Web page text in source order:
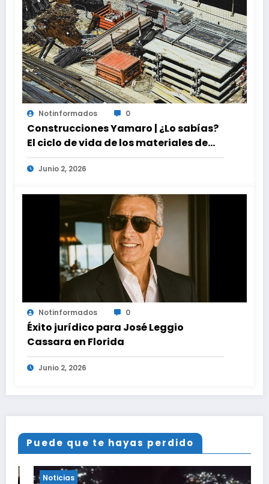
Notinformados 0
Construcciones Yamaro | ¿Lo sabías?
El ciclo de vida de los materiales de
construcción revoluciona eficiencia
en proyectos modernos
Junio 2, 2026
Notinformados 0
Éxito jurídico para José Leggio
Cassara en Florida
Junio 2, 2026
Puede que te hayas perdido
Noticias